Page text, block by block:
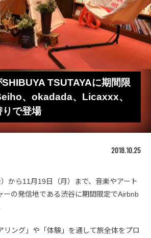
TSUTAYAに期間限
、okadada、Licaxxx、
で登場
2018.10.25
から11月19日（月）まで、音楽やアート
ーの発信地である渋谷に期間限定でAirbnb
リング」や「体験」を通して旅全体をプロ